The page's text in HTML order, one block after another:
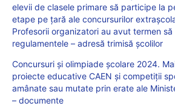
elevii de clasele primare să participe la
etape pe țară ale concursurilor
Profesorii organizatori au avut termen
regulamentele – adresă trimisă școlilor
Concursuri și olimpiade școlare 2024.
proiecte educative CAEN și competiții
amânate sau mutate prin erate ale
– documente